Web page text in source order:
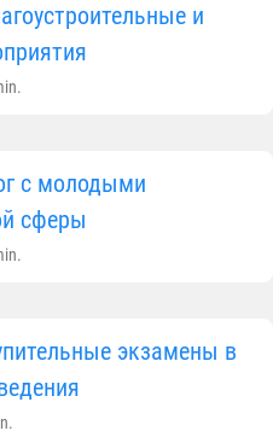
и
с молодыми
сферы
экзамены в